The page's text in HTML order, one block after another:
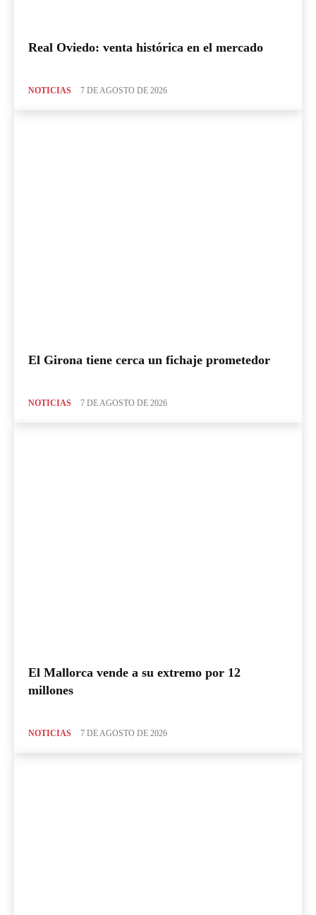
Real Oviedo: venta histórica en el mercado
NOTICIAS 7 DE AGOSTO DE 2026
El Girona tiene cerca un fichaje prometedor
NOTICIAS 7 DE AGOSTO DE 2026
El Mallorca vende a su extremo por 12
millones
NOTICIAS 7 DE AGOSTO DE 2026